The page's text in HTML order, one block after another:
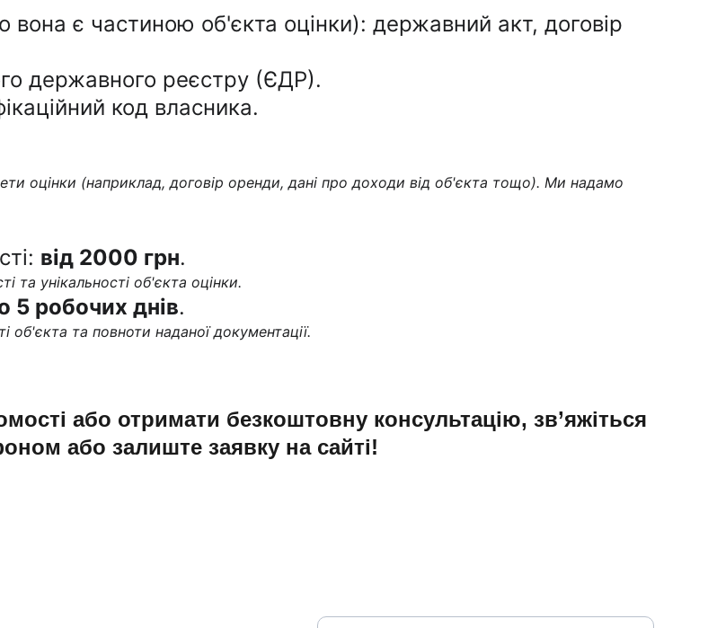
вона є частиною об'єкта оцінки): державний акт, договір
державного реєстру (ЄДР).
код власника.
оцінки (наприклад, договір оренди, дані про доходи від об'єкта тощо). Ми надамо
від 2000 грн.
та унікальності об'єкта оцінки.
5 робочих днів.
та повноти наданої документації.
або отримати безкоштовну консультацію, зв’яжіться
або залиште заявку на сайті!